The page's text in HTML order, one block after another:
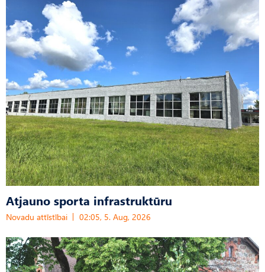
Atjauno sporta infrastruktūru
Novadu attīstībai 02:05, 5. Aug, 2026